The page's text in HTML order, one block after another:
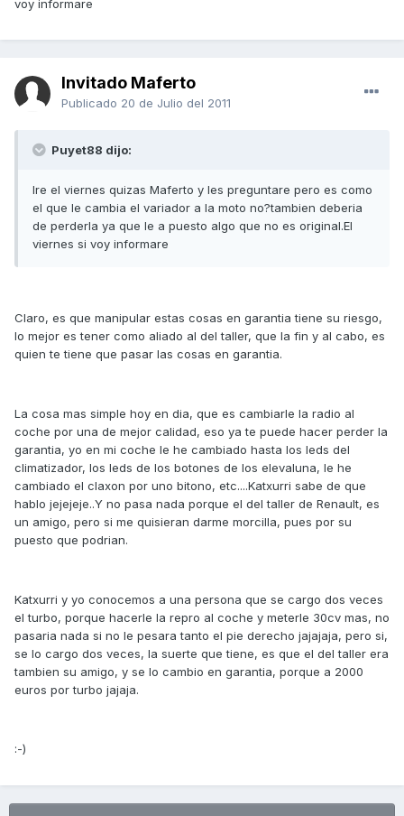
voy informare
Invitado Maferto
Publicado 20 de Julio del 2011
Puyet88 dijo:
Ire el viernes quizas Maferto y les preguntare pero es como
el que le cambia el variador a la moto no?tambien deberia
de perderla ya que le a puesto algo que no es original.El
viernes si voy informare
Claro, es que manipular estas cosas en garantia tiene su riesgo,
lo mejor es tener como aliado al del taller, que la fin y al cabo, es
quien te tiene que pasar las cosas en garantia.
La cosa mas simple hoy en dia, que es cambiarle la radio al
coche por una de mejor calidad, eso ya te puede hacer perder la
garantia, yo en mi coche le he cambiado hasta los leds del
climatizador, los leds de los botones de los elevaluna, le he
cambiado el claxon por uno bitono, etc....Katxurri sabe de que
hablo jejejeje..Y no pasa nada porque el del taller de Renault, es
un amigo, pero si me quisieran darme morcilla, pues por su
puesto que podrian.
Katxurri y yo conocemos a una persona que se cargo dos veces
el turbo, porque hacerle la repro al coche y meterle 30cv mas, no
pasaria nada si no le pesara tanto el pie derecho jajajaja, pero si,
se lo cargo dos veces, la suerte que tiene, es que el del taller era
tambien su amigo, y se lo cambio en garantia, porque a 2000
euros por turbo jajaja.
:-)